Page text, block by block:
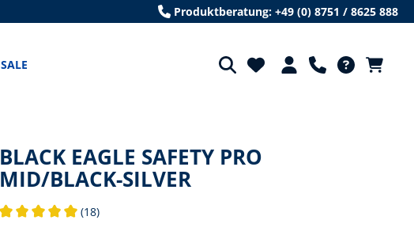
Produktberatung: +49 (0) 8751 / 8625 888
SALE
BLACK EAGLE SAFETY PRO
MID/BLACK-SILVER
(18)